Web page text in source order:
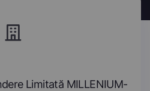
Limitată MILLENIUM-